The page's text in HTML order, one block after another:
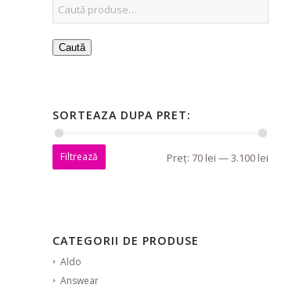
Caută
SORTEAZA DUPA PRET:
Filtrează Preț: 70 lei —3.100 lei
CATEGORII DE PRODUSE
Aldo
Answear